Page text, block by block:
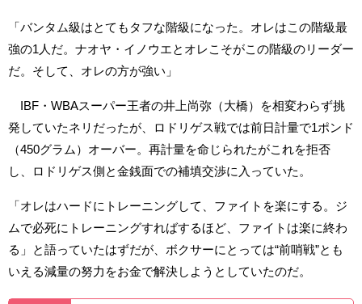
「バンタム級はとてもタフな階級になった。オレはこの階級最
強の1人だ。ナオヤ・イノウエとオレこそがこの階級のリーダー
だ。そして、オレの方が強い」
IBF・WBAスーパー王者の井上尚弥（大橋）を相変わらず挑
発していたネリだったが、ロドリゲス戦では前日計量で1ポンド
（450グラム）オーバー。再計量を命じられたがこれを拒否
し、ロドリゲス側と金銭面での補填交渉に入っていた。
「オレはハードにトレーニングして、ファイトを楽にする。ジ
ムで必死にトレーニングすればするほど、ファイトは楽に終わ
る」と語っていたはずだが、ボクサーにとっては“前哨戦”とも
いえる減量の努力をお金で解決しようとしていたのだ。